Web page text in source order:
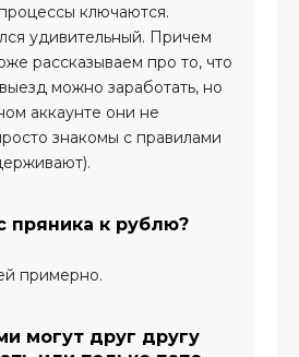
ключаются.
удивительный. Причем
рассказываем про то, что
можно заработать, но
аккаунте они не
знакомы с правилами
пряника к рублю?
примерно.
могут друг другу